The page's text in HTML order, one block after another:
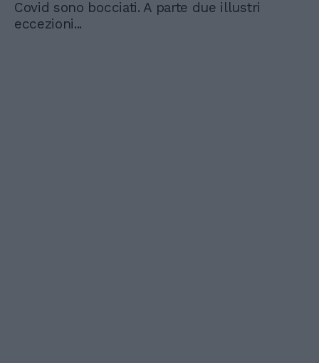
Covid sono bocciati. A parte due illustri
eccezioni...